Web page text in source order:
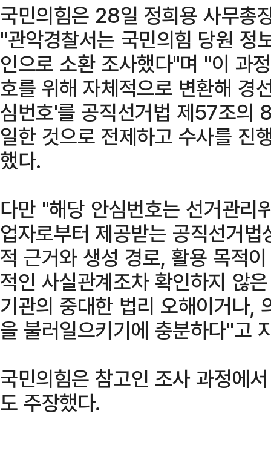
국민의힘은 28일 정희용 사무총
"관악경찰서는 국민의힘 당원 정
인으로 소환 조사했다"며 "이 과
호를 위해 자체적으로 변환해 경
심번호'를 공직선거법 제57조의
일한 것으로 전제하고 수사를 진
했다.
다만 "해당 안심번호는 선거관리
업자로부터 제공받는 공직선거
적 근거와 생성 경로, 활용 목적
적인 사실관계조차 확인하지 않
기관의 중대한 법리 오해이거나,
을 불러일으키기에 충분하다"고
국민의힘은 참고인 조사 과정에
도 주장했다.